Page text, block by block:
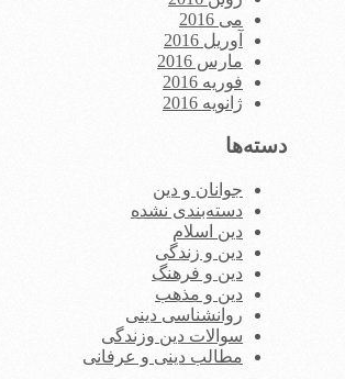
می 2016
آوریل 2016
مارس 2016
فوریه 2016
ژانویه 2016
دسته‌ها
جوانان و دین
دسته‌بندی نشده
دین اسلام
دین و زندگی
دین و فرهنگ
دین و مذهب
روانشناسی دینی
سوالات دین وزندگی
مطالب دینی و عرفانی